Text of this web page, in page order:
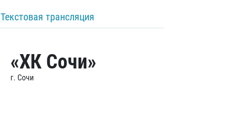
Текстовая трансляция
«ХК Сочи»
г. Сочи